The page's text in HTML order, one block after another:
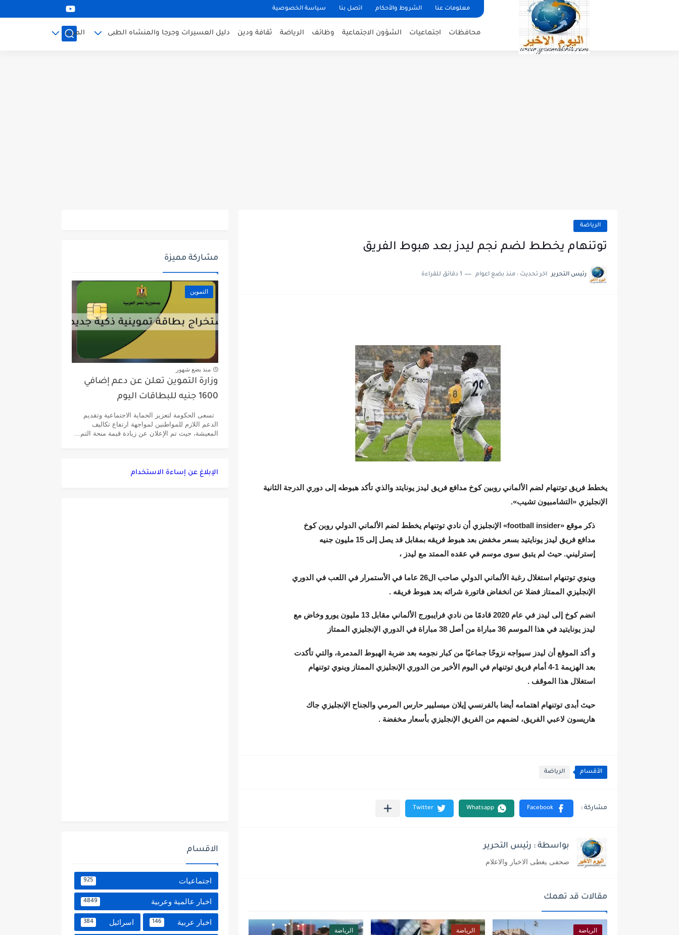
معلومات عنا الشروط والأحكام اتصل بنا سياسة الخصوصية
محافظات اجتماعيات الشؤون الاجتماعية وظائف الرياضة ثقافة ودين دليل العسيرات وجرجا والمنشاه الطبى المزيد
الرياضة
توتنهام يخطط لضم نجم ليدز بعد هبوط الفريق
رئيس التحرير اخر تحديث : منذ بضع اعوام 1 دقائق للقراءة
يخطط فريق توتنهام لضم الألماني روبين كوخ مدافع فريق ليدز يونايتد والذي تأكد هبوطه إلى دوري الدرجة الثانية
الإنجليزي «التشامبيون تشيب».
ذكر موقع «football insider» الإنجليزي أن نادي توتنهام يخطط لضم الألماني الدولي روبن كوخ
مدافع فريق ليدز يونايتيد بسعر مخفض بعد هبوط فريقه بمقابل قد يصل إلى 15 مليون جنيه
إسترليني. حيث لم يتبق سوى موسم في عقده الممتد مع ليدز ،
وينوي توتنهام استغلال رغبة الألماني الدولي صاحب ال26 عاما في الأستمرار في اللعب في الدوري
الإنجليزي الممتاز فضلا عن انخفاض فاتورة شرائه بعد هبوط فريقه .
انضم كوخ إلى ليدز في عام 2020 قادمًا من نادي فرايبورج الألماني مقابل 13 مليون يورو وخاض مع
ليدز يونايتيد في هذا الموسم 36 مباراة من أصل 38 مباراة في الدوري الإنجليزي الممتاز
و أكد الموقع أن ليدز سيواجه نزوحًا جماعيًا من كبار نجومه بعد ضربة الهبوط المدمرة، والتي تأكدت
بعد الهزيمة 1-4 أمام فريق توتنهام في اليوم الأخير من الدوري الإنجليزي الممتاز وينوي توتنهام
استغلال هذا الموقف .
حيث أبدى توتنهام اهتمامه أيضا بالفرنسي إيلان ميسليير حارس المرمي والجناح الإنجليزي جاك
هاريسون لاعبي الفريق، لضمهم من الفريق الإنجليزي بأسعار مخفضة .
الأقسام الرياضة
بواسطة : رئيس التحرير
صحفى يغطى الاخبار والاعلام
مقالات قد تهمك
الرياضة الرياضة الرياضة
مشاركة مميزة
التموين
منذ بضع شهور
وزارة التموين تعلن عن دعم إضافي
1600 جنيه للبطاقات اليوم
تسعى الحكومة لتعزيز الحماية الاجتماعية وتقديم
الدعم اللازم للمواطنين لمواجهة ارتفاع تكاليف
المعيشة، حيث تم الإعلان عن زيادة قيمة منحة التم...
الإبلاغ عن إساءة الاستخدام
الاقسام
اجتماعيات 925
اخبار عالمية وعربية 4849
اخبار عربية 146 اسرائيل 384